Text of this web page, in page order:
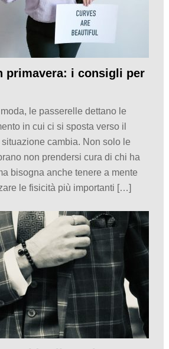
primavera: i consigli per
le passerelle dettano le
in cui ci si sposta verso il
cambia. Non solo le
non prendersi cura di chi ha
bisogna anche tenere a mente
le fisicità più importanti […]